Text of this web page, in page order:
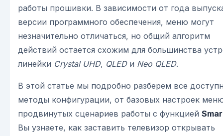
работы прошивки. В зависимости от года
версии программного обеспечения, меню могут
незначительно отличаться, но общий алгоритм
действий остается схожим для большинства
линейки Crystal UHD, QLEDи Neo QLED.
В этой статье мы подробно разберем все
методы конфигурации, от базовых настроек
продвинутых сценариев работы с функцией
Вы узнаете, как заставить телевизор открывать